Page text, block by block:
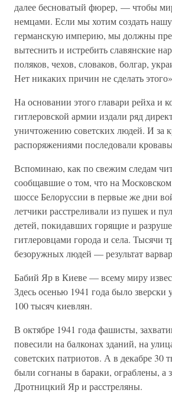
далее бесноватый фюрер, — чтобы
немцами. Если мы хотим создать
германскую империю, мы должны
вытеснить и истребить славянские
поляков, чехов, словаков, болгар,
Нет никаких причин не сделать
На основании этого главари рейха и
гитлеровской армии издали ряд
уничтожению советских людей. И за
распоряжениями последовали
Вспоминаю, как по свежим следам
сообщавшие о том, что на
шоссе Белоруссии в первые же дни
летчики расстреливали из пушек и
детей, покидавших горящие и
гитлеровцами города и села. Тысячи
безоружных людей — результат
Бабий Яр в Киеве — всему миру
Здесь осенью 1941 года было
100 тысяч киевлян.
В октябре 1941 года фашисты,
повесили на балконах зданий, на
советских патриотов. А в декабре 30
были согнаны в бараки, ограблены, а
Дротницкий Яр и расстреляны.